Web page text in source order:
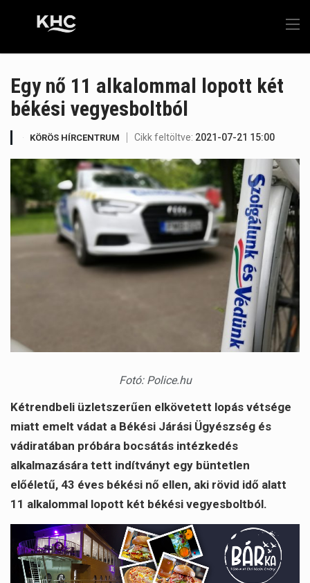
Egy nő 11 alkalommal lopott két
békési vegyesboltból
KÖRÖS HÍRCENTRUM Cikk feltöltve: 2021-07-21 15:00
Fotó: Police.hu
Kétrendbeli üzletszerűen elkövetett lopás vétsége
miatt emelt vádat a Békési Járási Ügyészség és
vádiratában próbára bocsátás intézkedés
alkalmazására tett indítványt egy büntetlen
előéletű, 43 éves békési nő ellen, aki rövid idő alatt
11 alkalommal lopott két békési vegyesboltból.